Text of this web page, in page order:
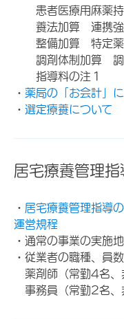
患者医療用麻薬
養法加算 連携
整備加算 特定
調剤体制加算
指導料の注１
・ 薬局の「お会計」
・ 選定療養について
居宅療養管理指
・ 居宅療養管理指導
運営規程
・通常の事業の実施
・従業者の職種、員
薬剤師（常勤4名、
事務員（常勤2名、